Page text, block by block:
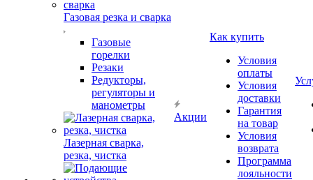
Газовая резка и сварка
Газовые
горелки
Резаки
Редукторы,
регуляторы и
манометры
Лазерная сварка,
резка, чистка
Акции
Как купить
Условия
оплаты
Условия
доставки
Гарантия
на товар
Условия
возврата
Программа
лояльности